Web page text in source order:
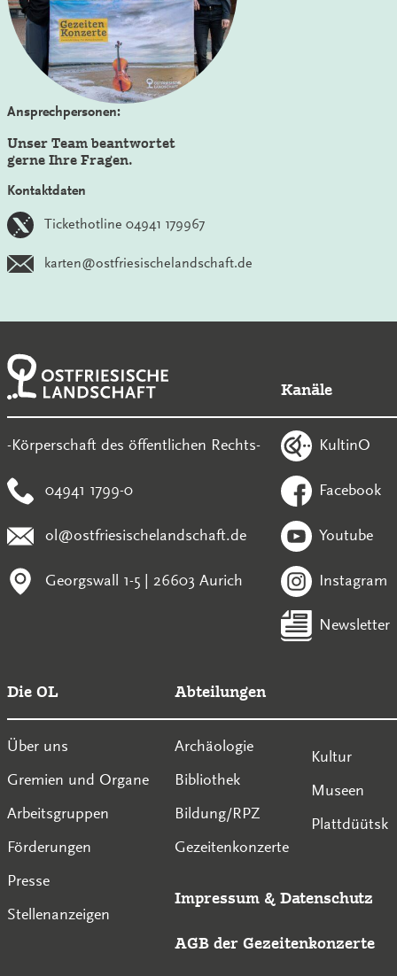
Ansprechpersonen:
Unser Team beantwortet
gerne Ihre Fragen.
Kontaktdaten
Tickethotline 04941 179967
karten@ostfriesischelandschaft.de
-Körperschaft des öffentlichen Rechts-
04941 1799-0
ol@ostfriesischelandschaft.de
Georgswall 1-5 | 26603 Aurich
Kanäle
KultinO
Facebook
Youtube
Instagram
Newsletter
Die OL
Über uns
Gremien und Organe
Arbeitsgruppen
Förderungen
Presse
Stellenanzeigen
Abteilungen
Archäologie
Bibliothek
Bildung/RPZ
Gezeitenkonzerte
Kultur
Museen
Plattdüütsk
Impressum & Datenschutz
AGB der Gezeitenkonzerte